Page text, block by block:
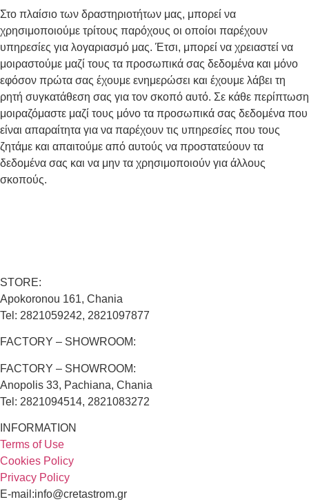
Στο πλαίσιο των δραστηριοτήτων μας, μπορεί να
χρησιμοποιούμε τρίτους παρόχους οι οποίοι παρέχουν
υπηρεσίες για λογαριασμό μας. Έτσι, μπορεί να χρειαστεί να
μοιραστούμε μαζί τους τα προσωπικά σας δεδομένα και μόνο
εφόσον πρώτα σας έχουμε ενημερώσει και έχουμε λάβει τη
ρητή συγκατάθεση σας για τον σκοπό αυτό. Σε κάθε περίπτωση
μοιραζόμαστε μαζί τους μόνο τα προσωπικά σας δεδομένα που
είναι απαραίτητα για να παρέχουν τις υπηρεσίες που τους
ζητάμε και απαιτούμε από αυτούς να προστατεύουν τα
δεδομένα σας και να μην τα χρησιμοποιούν για άλλους
σκοπούς.
STORE:
Apokoronou 161, Chania
Tel: 2821059242, 2821097877
FACTORY – SHOWROOM:
FACTORY – SHOWROOM:
Anopolis 33, Pachiana, Chania
Tel: 2821094514, 2821083272
INFORMATION
Terms of Use
Cookies Policy
Privacy Policy
E-mail:info@cretastrom.gr